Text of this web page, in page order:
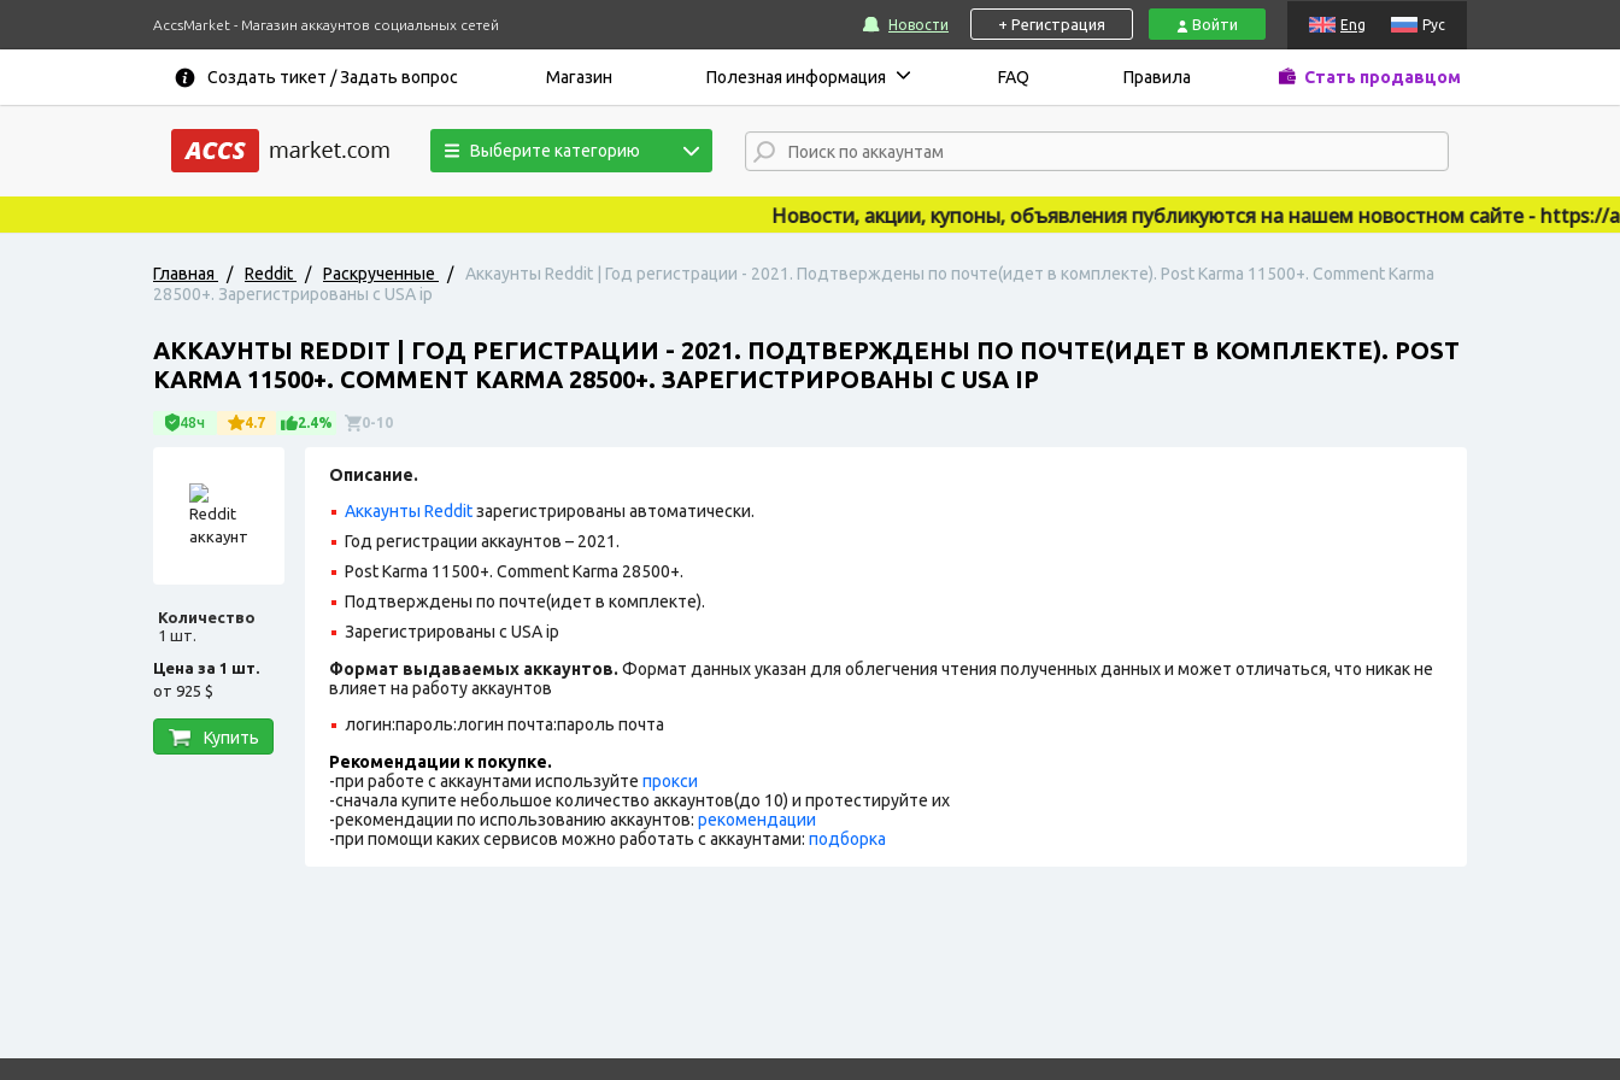
AccsMarket - Магазин аккаунтов социальных сетей Новости + Регистрация Войти Eng Рус
Создать тикет / Задать вопрос Магазин Полезная информация FAQ Правила Стать продавцом
Выберите категорию
Новости, акции, купоны, объявления публикуются на нашем новостном сайте - https://
Главная / Reddit / Раскрученные /
Аккаунты Reddit | Год регистрации - 2021. Подтверждены по почте(идет в комплекте). Post Karma 11500+. Comment Karma
28500+. Зарегистрированы с USA ip
АККАУНТЫ REDDIT | ГОД РЕГИСТРАЦИИ - 2021. ПОДТВЕРЖДЕНЫ ПО ПОЧТЕ(ИДЕТ В КОМПЛЕКТЕ). POST
KARMA 11500+. COMMENT KARMA 28500+. ЗАРЕГИСТРИРОВАНЫ С USA IP
48ч 4.7 2.4% 0-10
Количество
1 шт.
Цена за 1 шт.
от 925 $
Купить
Описание.
Аккаунты Redditзарегистрированы автоматически.
Год регистрации аккаунтов – 2021.
Post Karma 11500+. Comment Karma 28500+.
Подтверждены по почте(идет в комплекте).
Зарегистрированы с USA ip
Формат выдаваемых аккаунтов. Формат данных указан для облегчения чтения полученных данных и может отличаться, что никак не
влияет на работу аккаунтов
логин:пароль:логин почта:пароль почта
Рекомендации к покупке.
-при работе с аккаунтами используйте прокси
-сначала купите небольшое количество аккаунтов(до 10) и протестируйте их
-рекомендации по использованию аккаунтов: рекомендации
-при помощи каких сервисов можно работать с аккаунтами: подборка